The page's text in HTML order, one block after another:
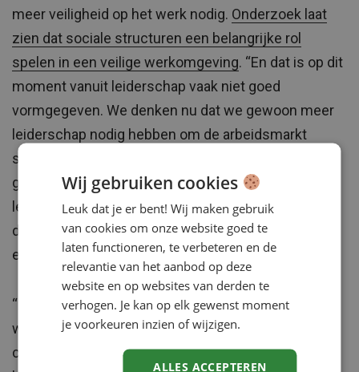
meer veiligheid op het werk nodig. Onderzoek laat
zien dat sociale structuren een belangrijke rol
spelen in een veilige werkomgeving. “En dat is op dit
moment vanuit leiderschap vaak niet goed
vormgegeven. We denken nu dat we gewoon meer
leiderschap nodig hebben om de arbeidsmarkt
succesvol te maken. Ik zou een stap verder willen
gaan en vrouwelijke wijsheid combineren met
leiderschap vanuit een moreel kader om welzijn en
duurzame inzetbaar vorm te geven. Dit vraagt om
een veilige werkomgeving met minder agressie.”
“Deze uitdagingen zijn niet nieuw. Op veel
werkvloeren heerst nog steeds een dominante
cultuur waar vrouwen zich niet volledig in
Wij gebruiken cookies
Leuk dat je er bent! Wij maken gebruik
van cookies om onze website goed te
laten functioneren, te verbeteren en de
relevantie van het aanbod op deze
website en op websites van derden te
verhogen. Je kan op elk gewenst moment
je voorkeuren inzien of wijzigen.
ALLES ACCEPTEREN